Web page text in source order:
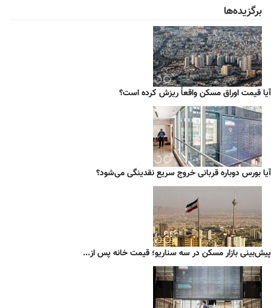
برگزیده‌ها
آیا قیمت اوراق مسکن واقعاً ریزش کرده است؟
آیا بورس دوباره قربانی خروج سریع نقدینگی می‌شود؟
پیش‌بینی بازار مسکن در سه سناریو؛ قیمت خانه پس از...